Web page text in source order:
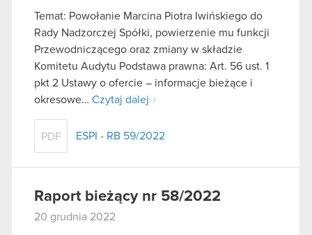
Temat: Powołanie Marcina Piotra Iwińskiego do
Rady Nadzorczej Spółki, powierzenie mu funkcji
Przewodniczącego oraz zmiany w składzie
Komitetu Audytu Podstawa prawna: Art. 56 ust. 1
pkt 2 Ustawy o ofercie – informacje bieżące i
okresowe… Czytaj dalej
PDF ESPI - RB 59/2022
Raport bieżący nr 58/2022
20 grudnia 2022